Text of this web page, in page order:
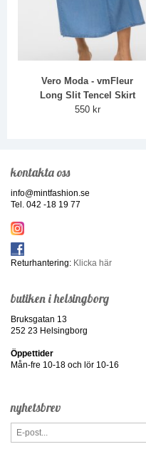
Vero Moda - vmFleur
Long Slit Tencel Skirt
550 kr
kontakta oss
info@mintfashion.se
Tel. 042 -18 19 77
Returhantering: Klicka här
butiken i helsingborg
Bruksgatan 13
252 23 Helsingborg
Öppettider
Mån-fre 10-18 och lör 10-16
nyhetsbrev